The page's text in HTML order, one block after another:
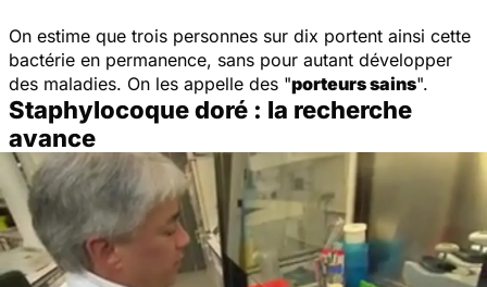
On estime que trois personnes sur dix portent ainsi cette
bactérie en permanence, sans pour autant développer
des maladies. On les appelle des "porteurs sains".
Staphylocoque doré : la recherche
avance